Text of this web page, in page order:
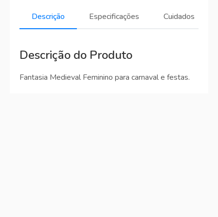
Descrição Especificações Cuidados
Descrição do Produto
Fantasia Medieval Feminino para carnaval e festas.